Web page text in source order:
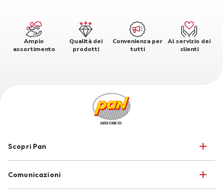
Ampio
assortimento
Qualità dei
prodotti
Convenienza per
tutti
Al servizio dei
clienti
Scopri Pan
Comunicazioni